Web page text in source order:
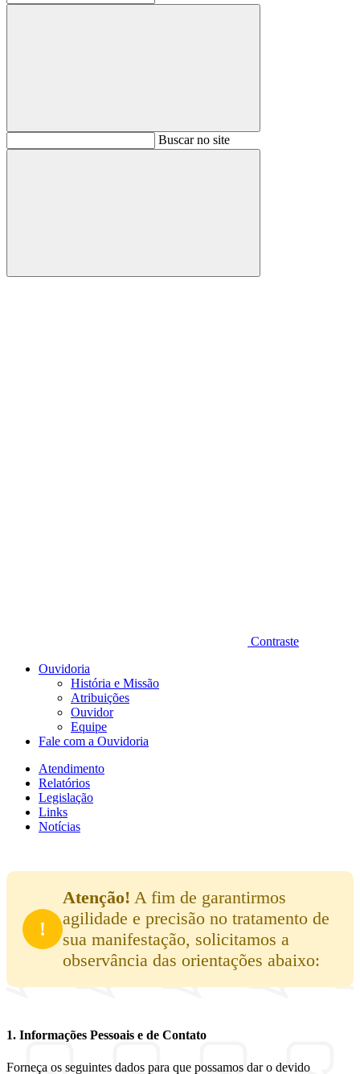
BuscarBuscar no site
Buscar
Contraste
Ouvidoria
História e Missão
Atribuições
Ouvidor
Equipe
Fale com a Ouvidoria
Atendimento
Relatórios
Legislação
Links
Notícias
!
Atenção! A fim de garantirmos
agilidade e precisão no tratamento de
sua manifestação, solicitamos a
observância das orientações abaixo:
1. Informações Pessoais e de Contato
Forneça os seguintes dados para que possamos dar o devido